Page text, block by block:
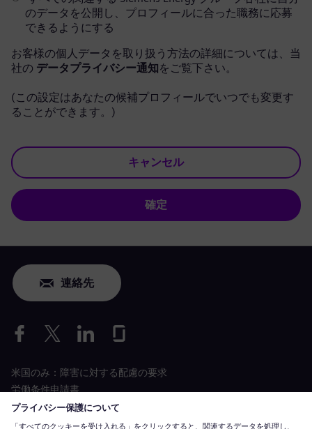
のデータを公開し、プロフィールに合った職務に応募
できるようにする
お客様の個人データを取り扱う方法の詳細については、当
社の データプライバシー通知をご覧下さい。
(この設定はあなたの候補プロフィールでいつでも変更す
ることができます。)
キャンセル
確定
連絡先
米国のみ：障害に対する配慮の要求
労働条件申請書
siemens-energy.comグローバルウェブサイト